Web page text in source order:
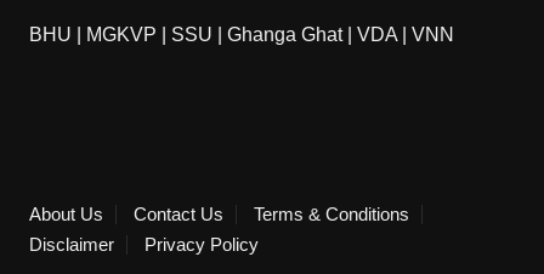
BHU MGKVP SSU Ghanga Ghat| VDA VNN
About Us Contact Us
Terms & Conditions
Disclaimer
Privacy Policy